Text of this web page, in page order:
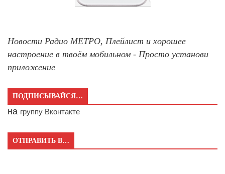
Новости Радио МЕТРО, Плейлист и хорошее
настроение в твоём мобильном - Просто установи
приложение
ПОДПИСЫВАЙСЯ…
на группу Вконтакте
ОТПРАВИТЬ В…